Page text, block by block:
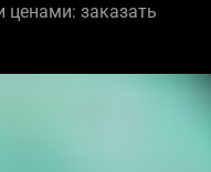
ценами: заказать